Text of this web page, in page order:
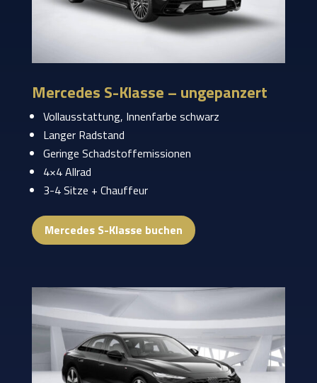
Mercedes S-Klasse – ungepanzert
Vollausstattung, Innenfarbe schwarz
Langer Radstand
Geringe Schadstoffemissionen
4×4 Allrad
3-4 Sitze + Chauffeur
Mercedes S-Klasse buchen